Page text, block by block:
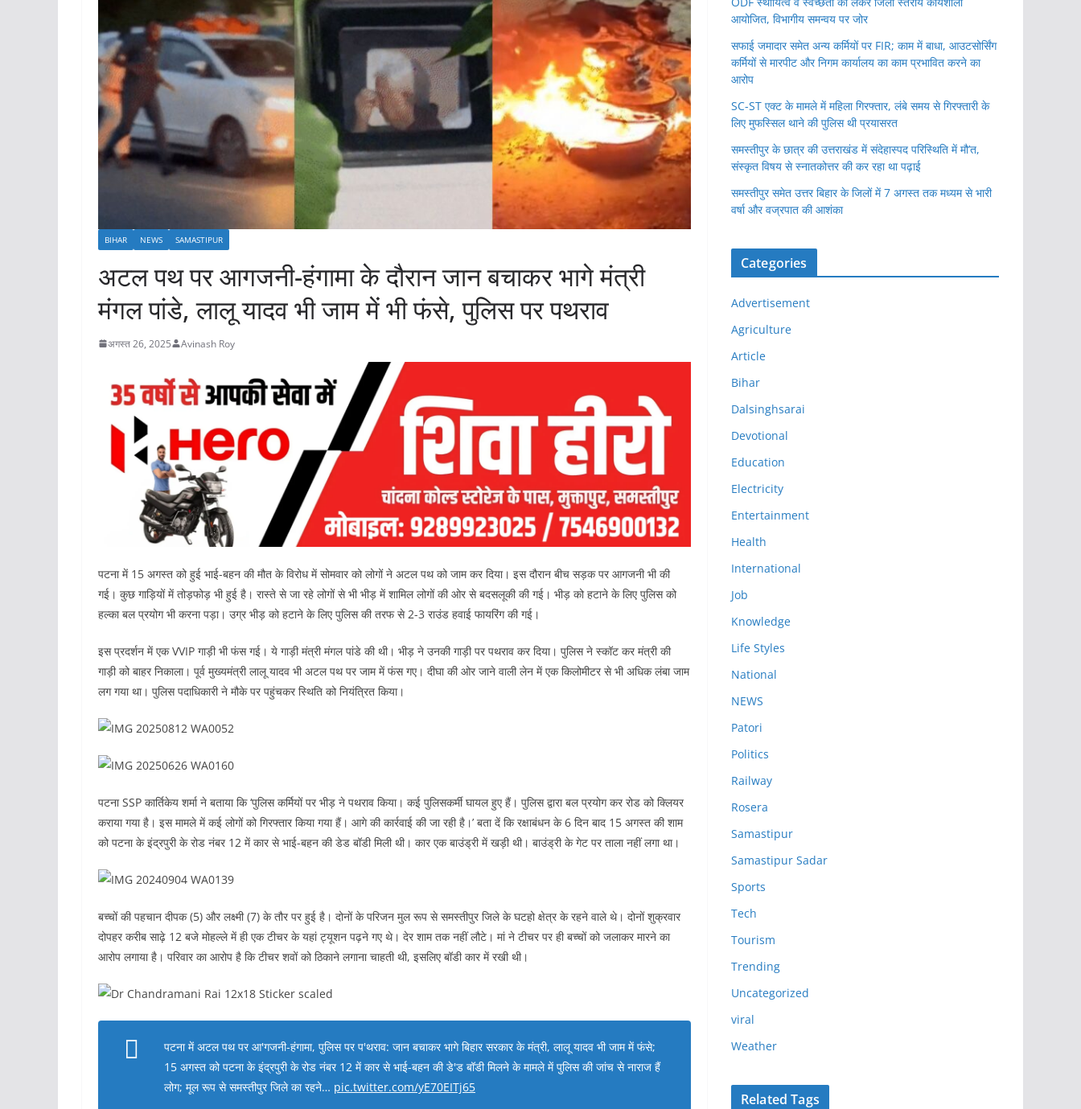
BIHAR NEWS SAMASTIPUR
अटल पथ पर आगजनी-हंगामा के दौरान जान बचाकर भागे मंत्री
मंगल पांडे, लालू यादव भी जाम में भी फंसे, पुलिस पर पथराव
अगस्त 26, 2025 Avinash Roy
पटना में 15 अगस्त को हुई भाई-बहन की मौत के विरोध में सोमवार को लोगों ने अटल पथ को जाम कर दिया। इस दौरान बीच सड़क पर आगजनी भी की
गई। कुछ गाड़ियों में तोड़फोड़ भी हुई है। रास्ते से जा रहे लोगों से भी भीड़ में शामिल लोगों की ओर से बदसलूकी की गई। भीड़ को हटाने के लिए पुलिस को
हल्का बल प्रयोग भी करना पड़ा। उग्र भीड़ को हटाने के लिए पुलिस की तरफ से 2-3 राउंड हवाई फायरिंग की गई।
इस प्रदर्शन में एक VVIP गाड़ी भी फंस गई। ये गाड़ी मंत्री मंगल पांडे की थी। भीड़ ने उनकी गाड़ी पर पथराव कर दिया। पुलिस ने स्कॉट कर मंत्री की
गाड़ी को बाहर निकाला। पूर्व मुख्यमंत्री लालू यादव भी अटल पथ पर जाम में फंस गए। दीघा की ओर जाने वाली लेन में एक किलोमीटर से भी अधिक लंबा जाम
लग गया था। पुलिस पदाधिकारी ने मौके पर पहुंचकर स्थिति को नियंत्रित किया।
पटना SSP कार्तिकेय शर्मा ने बताया कि ‘पुलिस कर्मियों पर भीड़ ने पथराव किया। कई पुलिसकर्मी घायल हुए हैं। पुलिस द्वारा बल प्रयोग कर रोड को क्लियर
कराया गया है। इस मामले में कई लोगों को गिरफ्तार किया गया हैं। आगे की कार्रवाई की जा रही है।’ बता दें कि रक्षाबंधन के 6 दिन बाद 15 अगस्त की शाम
को पटना के इंद्रपुरी के रोड नंबर 12 में कार से भाई-बहन की डेड बॉडी मिली थी। कार एक बाउंड्री में खड़ी थी। बाउंड्री के गेट पर ताला नहीं लगा था।
बच्चों की पहचान दीपक (5) और लक्ष्मी (7) के तौर पर हुई है। दोनों के परिजन मुल रूप से समस्तीपुर जिले के घटहो क्षेत्र के रहने वाले थे। दोनों शुक्रवार
दोपहर करीब साढ़े 12 बजे मोहल्ले में ही एक टीचर के यहां ट्यूशन पढ़ने गए थे। देर शाम तक नहीं लौटे। मां ने टीचर पर ही बच्चों को जलाकर मारने का
आरोप लगाया है। परिवार का आरोप है कि टीचर शवों को ठिकाने लगाना चाहती थी, इसलिए बॉडी कार में रखी थी।
पटना में अटल पथ पर आ'गजनी-हंगामा, पुलिस पर प'थराव: जान बचाकर भागे बिहार सरकार के मंत्री, लालू यादव भी जाम में फंसे;
15 अगस्त को पटना के इंद्रपुरी के रोड नंबर 12 में कार से भाई-बहन की डे'ड बॉडी मिलने के मामले में पुलिस की जांच से नाराज हैं
लोग; मूल रूप से समस्तीपुर जिले का रहने… pic.twitter.com/yE70EITj65
आयोजित, विभागीय समन्वय पर जोर
सफाई जमादार समेत अन्य कर्मियों पर FIR; काम में बाधा, आउटसोर्सिंग
कर्मियों से मारपीट और निगम कार्यालय का काम प्रभावित करने का
आरोप
SC-ST एक्ट के मामले में महिला गिरफ्तार, लंबे समय से गिरफ्तारी के
लिए मुफस्सिल थाने की पुलिस थी प्रयासरत
समस्तीपुर के छात्र की उत्तराखंड में संदेहास्पद परिस्थिति में मौ’त,
संस्कृत विषय से स्नातकोत्तर की कर रहा था पढ़ाई
समस्तीपुर समेत उत्तर बिहार के जिलों में 7 अगस्त तक मध्यम से भारी
वर्षा और वज्रपात की आशंका
Categories
Advertisement
Agriculture
Article
Bihar
Dalsinghsarai
Devotional
Education
Electricity
Entertainment
Health
International
Job
Knowledge
Life Styles
National
NEWS
Patori
Politics
Railway
Rosera
Samastipur
Samastipur Sadar
Sports
Tech
Tourism
Trending
Uncategorized
viral
Weather
Related Tags